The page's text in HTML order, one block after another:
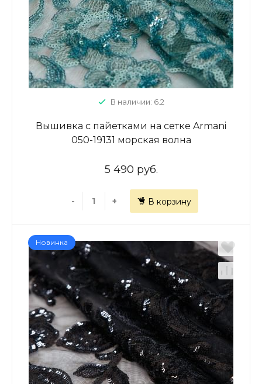
В наличии: 6.2
Вышивка с пайетками на сетке Armani
050-19131 морская волна
5 490 руб.
- + В корзину
Новинка